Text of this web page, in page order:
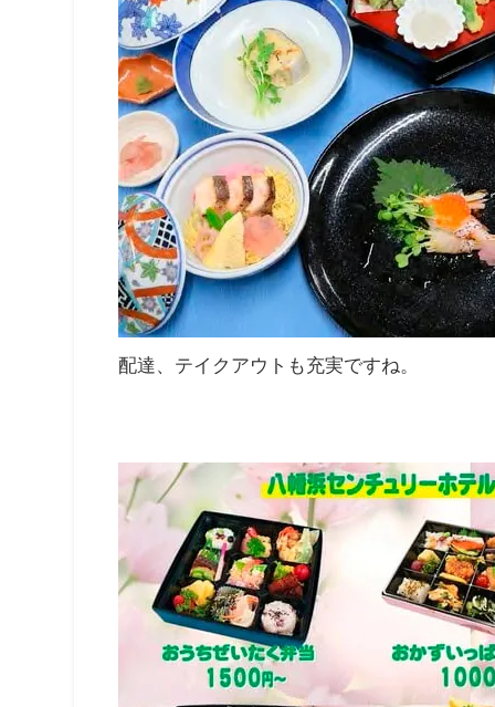
配達、テイクアウトも充実ですね。